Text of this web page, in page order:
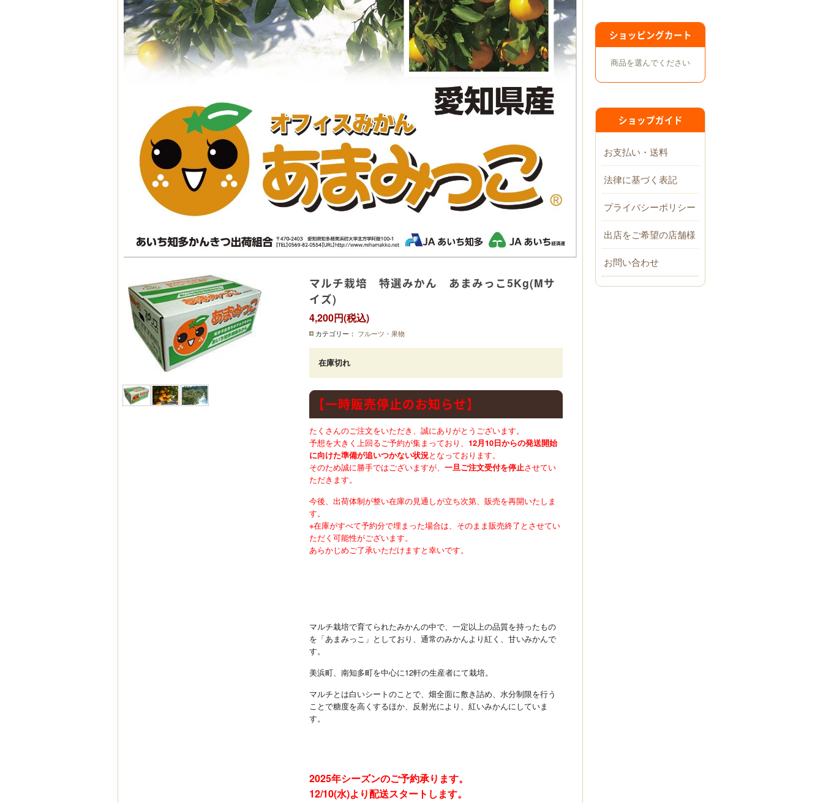
マルチ栽培 特選みかん あまみっこ5Kg(Mサ
イズ)
4,200円(税込)
カテゴリー： フルーツ・果物
在庫切れ
【一時販売停止のお知らせ】
たくさんのご注文をいただき、誠にありがとうございます。
予想を大きく上回るご予約が集まっており、 12月10日からの発送開始
に向けた準備が追いつかない状況となっております。
そのため誠に勝手ではございますが、 一旦ご注文受付を停止させてい
ただきます。
今後、出荷体制が整い在庫の見通しが立ち次第、販売を再開いたしま
す。
※在庫がすべて予約分で埋まった場合は、そのまま販売終了とさせてい
ただく可能性がございます。
あらかじめご了承いただけますと幸いです。
マルチ栽培で育てられたみかんの中で、一定以上の品質を持ったもの
を「あまみっこ」としており、通常のみかんより紅く、甘いみかんで
す。
美浜町、南知多町を中心に12軒の生産者にて栽培。
マルチとは白いシートのことで、畑全面に敷き詰め、水分制限を行う
ことで糖度を高くするほか、反射光により、紅いみかんにしていま
す。
2025年シーズンのご予約承ります。
12/10(水)より配送スタートします。
ショッピングカート
商品を選んでください
ショップガイド
お支払い・送料
法律に基づく表記
プライバシーポリシー
出店をご希望の店舗様
お問い合わせ